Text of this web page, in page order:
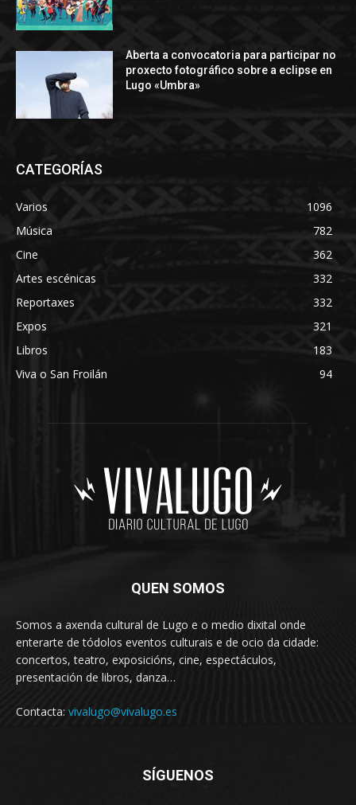
Aberta a convocatoria para participar no
proxecto fotográfico sobre a eclipse en
Lugo «Umbra»
CATEGORÍAS
Varios
1096
Música
782
Cine
362
Artes escénicas
332
Reportaxes
332
Expos
321
Libros
183
Viva o San Froilán
94
QUEN SOMOS
Somos a axenda cultural de Lugo e o medio dixital onde
enterarte de tódolos eventos culturais e de ocio da cidade:
concertos, teatro, exposicións, cine, espectáculos,
presentación de libros, danza…
Contacta: vivalugo@vivalugo.es
SÍGUENOS